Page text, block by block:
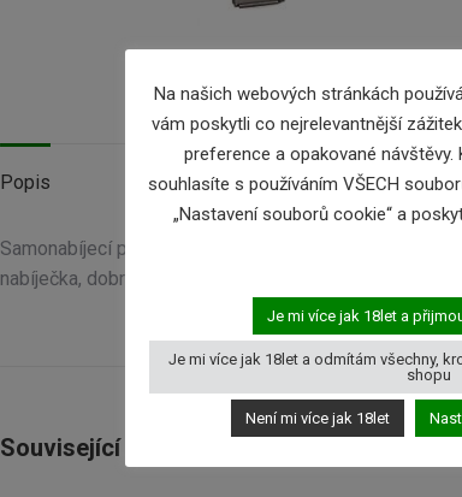
Popis
Samonabíjecí puška- zbraň kat.B, vyrobená na
nabíječka, dobrý stav.
Související produkty
Na našich webových stránkách
vám poskytli co nejrelevantnější
preference a opakované návštěvy.
souhlasíte s používáním VŠECH
„Nastavení souborů cookie“ a
Je mi více jak 18let a
Je mi více jak 18let a odmítám všechny,
shopu
Není mi více jak 18let